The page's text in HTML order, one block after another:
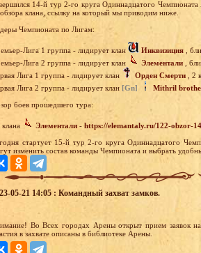
14-й тур 2-го круга Одиннадцатого
клана, ссылку на который мы приводим ниже.
Чемпионата по Лигам:
Лига 1 группа - лидирует клан Инквизиция ,
Лига 2 группа - лидирует клан
Элементали ,
Лига 1 группа - лидирует клан
Орден Смерти , 2
Лига 2 группа - лидирует клан [Gn] Mithril
боев прошедшего тура:
Элементали - https://elemantaly.ru/122-obzor-
стартует 15-й тур 2-го круга Одиннадцатого
изменить состав команды Чемпионата и выбрать
05-21 14:05 : Командный захват замков.
Во Всех городах Арены открыт прием заявок
в захвате описаны в библиотеке Арены.